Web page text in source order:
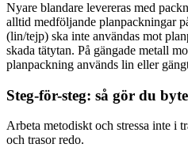
Nyare blandare levereras med
alltid medföljande planpackningar
(lin/tejp) ska inte användas mot
skada tätytan. På gängade metall
planpackning används lin eller
Steg-för-steg: så gör du
Arbeta metodiskt och stressa inte i
och trasor redo.